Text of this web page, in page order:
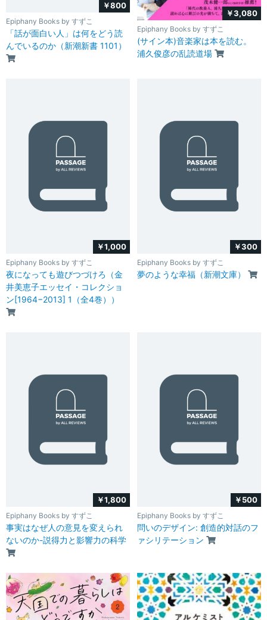
￥800
Epiphany Books by すずこ
「話が面白い人」は何をどう読
んでいるのか（新潮新書 1101）
￥3,080
Epiphany Books by すずこ
(サイン本)音楽家は本を読む。
浦久俊彦の乱読道場
￥1,000
Epiphany Books by すずこ
夜になっても遊びつづけろ（金
井美恵子エッセイ・コレクショ
ン[1964−2013] 1（全4巻））
￥300
Epiphany Books by すずこ
夢のような幸福（新潮文庫）
￥1,800
Epiphany Books by すずこ
事実はなぜ人の意見を変えられ
ないのか-説得力と影響力の科学
￥500
Epiphany Books by すずこ
問いのデザイン: 創造的対話のフ
ァシリテーション